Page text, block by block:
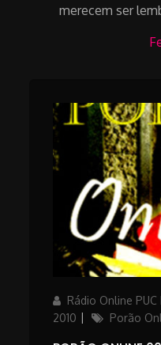
merecem ser
AuthorRádio Online PUC
2010
Categories
Porão